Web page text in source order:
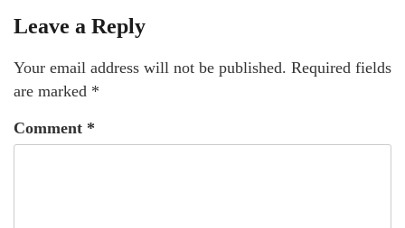
Leave a Reply
Your email address will not be published. Required fields
are marked *
Comment *